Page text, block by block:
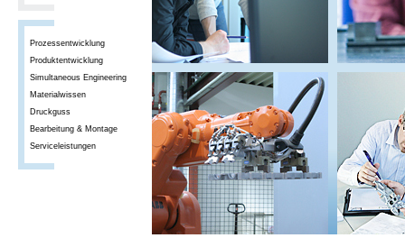
Prozessentwicklung
Produktentwicklung
Simultaneous Engineering
Materialwissen
Druckguss
Bearbeitung & Montage
Serviceleistungen